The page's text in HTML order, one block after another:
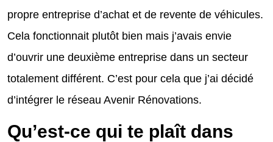
propre entreprise d’achat et de revente de véhicules.
Cela fonctionnait plutôt bien mais j’avais envie
d’ouvrir une deuxième entreprise dans un secteur
totalement différent. C’est pour cela que j’ai décidé
d’intégrer le réseau Avenir Rénovations.
Qu’est-ce qui te plaît dans